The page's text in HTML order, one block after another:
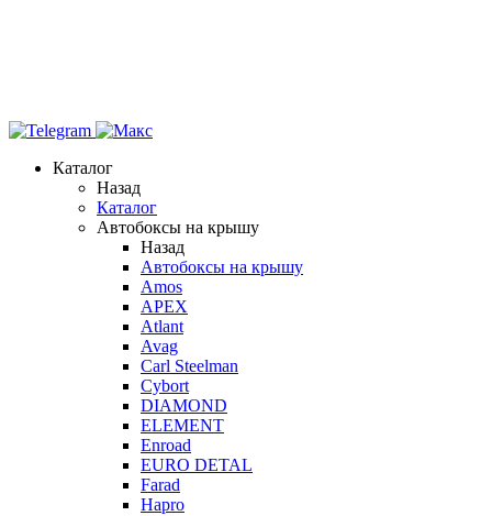
Каталог
Назад
Каталог
Автобоксы на крышу
Назад
Автобоксы на крышу
Amos
APEX
Atlant
Avag
Carl Steelman
Cybort
DIAMOND
ELEMENT
Enroad
EURO DETAL
Farad
Hapro